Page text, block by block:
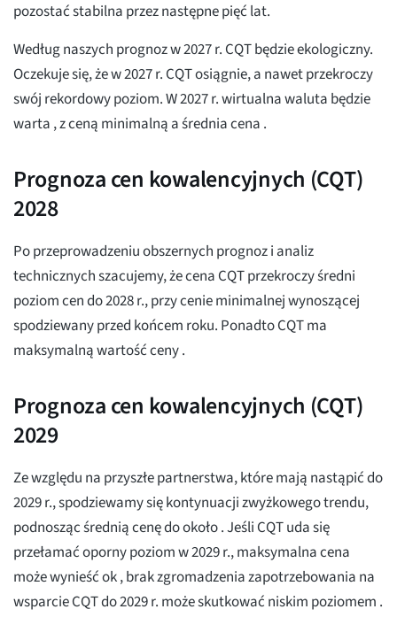
pozostać stabilna przez następne pięć lat.
Według naszych prognoz w 2027 r. CQT będzie ekologiczny.
Oczekuje się, że w 2027 r. CQT osiągnie, a nawet przekroczy
swój rekordowy poziom. W 2027 r. wirtualna waluta będzie
warta , z ceną minimalną a średnia cena .
Prognoza cen kowalencyjnych (CQT)
2028
Po przeprowadzeniu obszernych prognoz i analiz
technicznych szacujemy, że cena CQT przekroczy średni
poziom cendo 2028 r., przy cenie minimalnej wynoszącej
spodziewany przed końcem roku. Ponadto CQT ma
maksymalną wartość ceny.
Prognoza cen kowalencyjnych (CQT)
2029
Ze względu na przyszłe partnerstwa, które mają nastąpić do
2029 r., spodziewamy się kontynuacji zwyżkowego trendu,
podnosząc średnią cenę do około. Jeśli CQT uda się
przełamać oporny poziom w 2029 r., maksymalna cena
może wynieść ok, brak zgromadzenia zapotrzebowania na
wsparcie CQT do 2029 r. może skutkować niskim poziomem .